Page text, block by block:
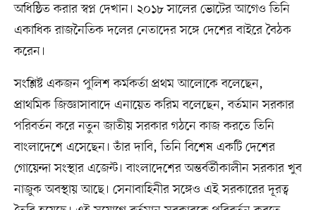
অধিষ্ঠিত করার স্বপ্ন দেখান। ২০১৮ সালের ভোটের আগেও তিনি
একাধিক রাজনৈতিক দলের নেতাদের সঙ্গে দেশের বাইরে বৈঠক
করেন।
সংশ্লিষ্ট একজন পুলিশ কর্মকর্তা প্রথম আলোকে বলেছেন,
প্রাথমিক জিজ্ঞাসাবাদে এনায়েত করিম বলেছেন, বর্তমান সরকার
পরিবর্তন করে নতুন জাতীয় সরকার গঠনে কাজ করতে তিনি
বাংলাদেশে এসেছেন। তাঁর দাবি, তিনি বিশেষ একটি দেশের
গোয়েন্দা সংস্থার এজেন্ট। বাংলাদেশের অন্তর্বর্তীকালীন সরকার খুব
নাজুক অবস্থায় আছে। সেনাবাহিনীর সঙ্গেও এই সরকারের দূরত্ব